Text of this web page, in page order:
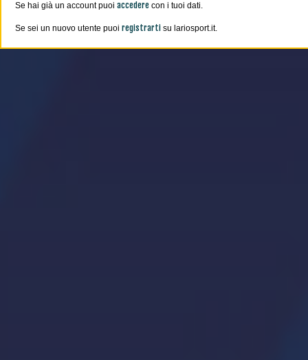
Se hai già un account puoi accedere con i tuoi dati.
Se sei un nuovo utente puoi registrarti su lariosport.it.